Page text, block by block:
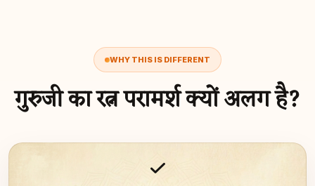
WHY THIS IS DIFFERENT
गुरुजी का रत्न परामर्श क्यों अलग है?